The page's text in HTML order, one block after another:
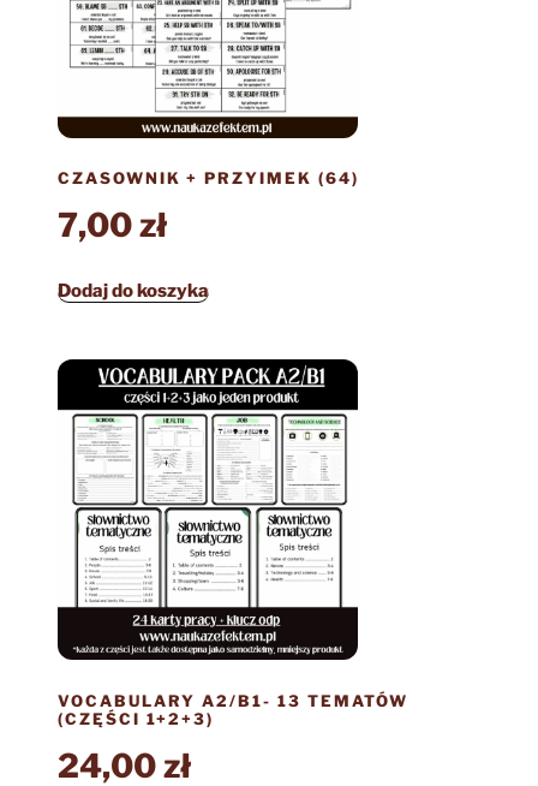
CZASOWNIK + PRZYIMEK (64)
7,00zł
Dodaj do koszyka
VOCABULARY A2/B1- 13 TEMATÓW
(CZĘŚCI 1+2+3)
24,00zł